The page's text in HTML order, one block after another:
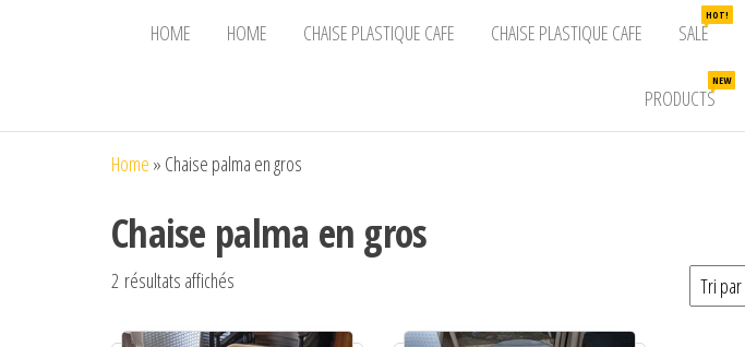
HOME HOME CHAISE PLASTIQUE CAFE CHAISE PLASTIQUE CAFE SALE
HOT!
PRODUCTS
NEW
Home » Chaise palma en gros
Chaise palma en gros
2 résultats affichés